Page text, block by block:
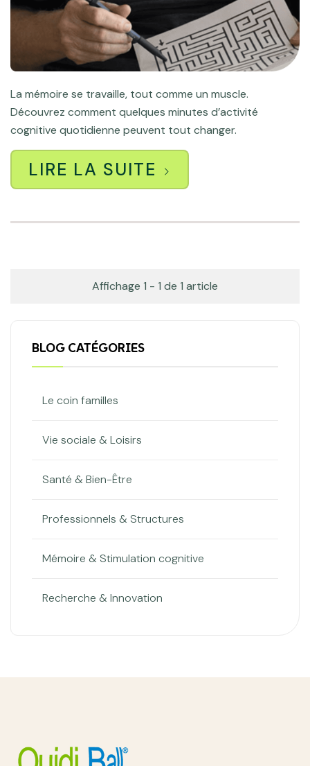
La mémoire se travaille, tout comme un muscle.
Découvrez comment quelques minutes d’activité
cognitive quotidienne peuvent tout changer.
LIRE LA SUITE
Affichage 1 - 1 de 1 article
BLOG CATÉGORIES
Le coin familles
Vie sociale & Loisirs
Santé & Bien-Être
Professionnels & Structures
Mémoire & Stimulation cognitive
Recherche & Innovation